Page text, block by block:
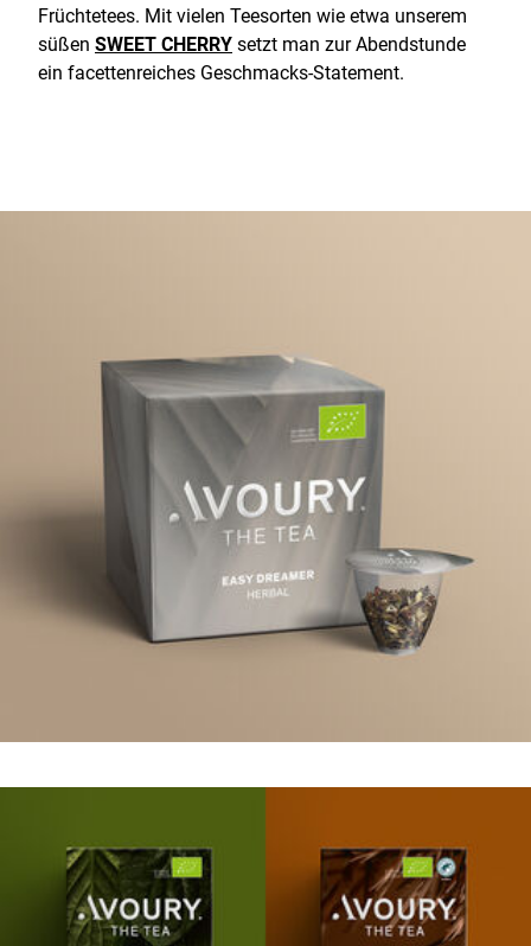
Früchtetees. Mit vielen Teesorten wie etwa unserem
süßen SWEET CHERRY setzt man zur Abendstunde
ein facettenreiches Geschmacks-Statement.